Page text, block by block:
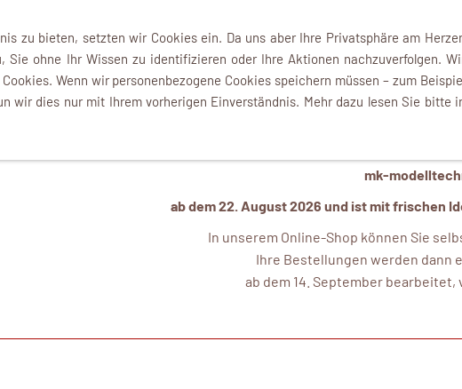
INFOBOX
mk-
ab dem 22. August 2026 und ist mit frischen
In unserem Online-Shop können Sie
Ihre Bestellungen werden dann
ab dem 14. September bearbeitet,
zu bieten, setzten wir Cookies ein. Da uns aber Ihre Privatsphäre am
Sie ohne Ihr Wissen zu identifizieren oder Ihre Aktionen nachzuverfolgen.
Wenn wir personenbezogene Cookies speichern müssen – zum
wir dies nur mit Ihrem vorherigen Einverständnis. Mehr dazu lesen Sie bitte